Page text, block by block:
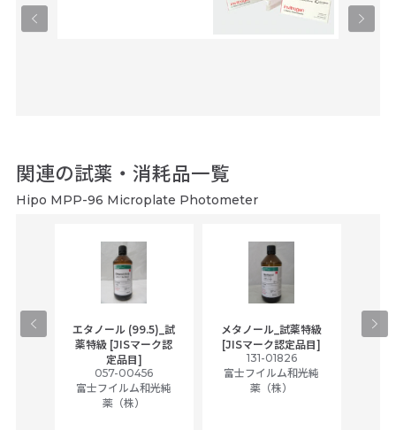
関連の試薬・消耗品一覧
Hipo MPP-96 Microplate Photometer
エタノール (99.5)_試
薬特級 [JISマーク認
定品目]
057-00456
富士フイルム和光純
薬（株）
メタノール_試薬特級
[JISマーク認定品目]
131-01826
富士フイルム和光純
薬（株）
ア